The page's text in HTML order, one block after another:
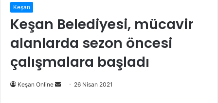
Keşan
Keşan Belediyesi, mücavir
alanlarda sezon öncesi
çalışmalara başladı
Keşan Online
Bir
26 Nisan 2021